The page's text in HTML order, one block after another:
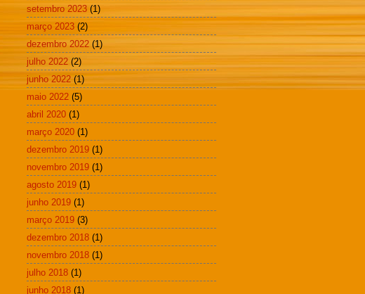
setembro 2023 (1)
março 2023 (2)
dezembro 2022 (1)
julho 2022 (2)
junho 2022(1)
maio 2022 (5)
abril 2020 (1)
março 2020 (1)
dezembro 2019 (1)
novembro 2019 (1)
agosto 2019 (1)
junho 2019 (1)
março 2019 (3)
dezembro 2018 (1)
novembro 2018 (1)
julho 2018 (1)
junho 2018 (1)